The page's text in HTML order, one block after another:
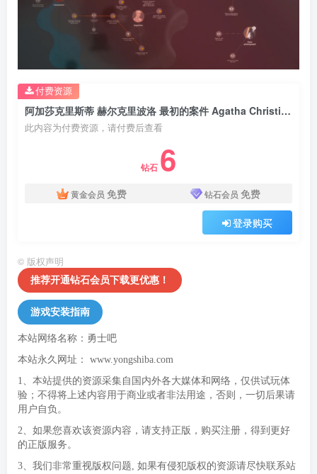
阿加莎克里斯蒂 赫尔克里波洛 最初的案件 Agatha Christie Hercule Poirot The First Cases
此内容为付费资源，请付费后查看
钻石 6
黄金会员 免费 钻石会员 免费
登录购买
付费资源
© 版权声明
推荐开通钻石会员下载更优惠！
游戏安装指南
本站网络名称：勇士吧
本站永久网址： www.yongshiba.com
1、本站提供的资源采集自国内外各大媒体和网络，仅供试玩体
验；不得将上述内容用于商业或者非法用途，否则，一切后果请
用户自负。
2、如果您喜欢该资源内容，请支持正版，购买注册，得到更好
的正版服务。
3、我们非常重视版权问题, 如果有侵犯版权的资源请尽快联系站